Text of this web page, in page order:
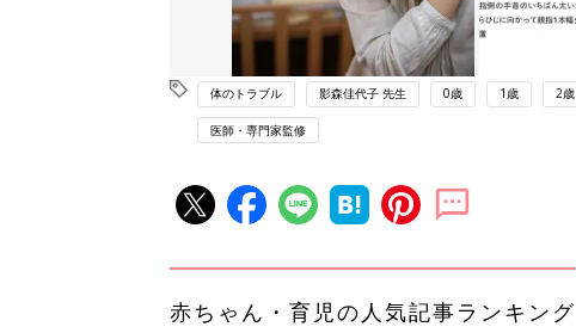
体のトラブル 影森佳代子 先生 0歳 1歳 2歳
医師・専門家監修
赤ちゃん・育児の人気記事ランキング